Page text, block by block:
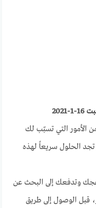
الأمور التي تسبّب لك
تجد الحلول سريعاً لهذه
وتدفعك إلى البحث عن
قبل الوصول إلى طريق